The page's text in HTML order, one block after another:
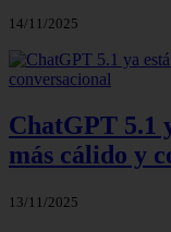
14/11/2025
ChatGPT 5.1
más cálido y
13/11/2025